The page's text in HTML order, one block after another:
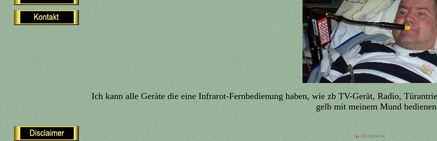
Ich kann alle Geräte die eine Infrarot-Fernbedienung haben, wie zb TV-Gerät, Radio,
gelb mit meinem Mund
6Counter.de